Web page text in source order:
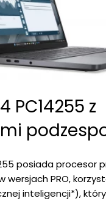
PC14255 z
posiada procesor
wersjach PRO,
inteligencji*),